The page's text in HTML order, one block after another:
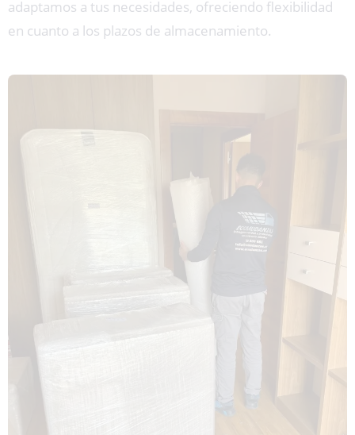
adaptamos a tus necesidades, ofreciendo flexibilidad
en cuanto a los plazos de almacenamiento.